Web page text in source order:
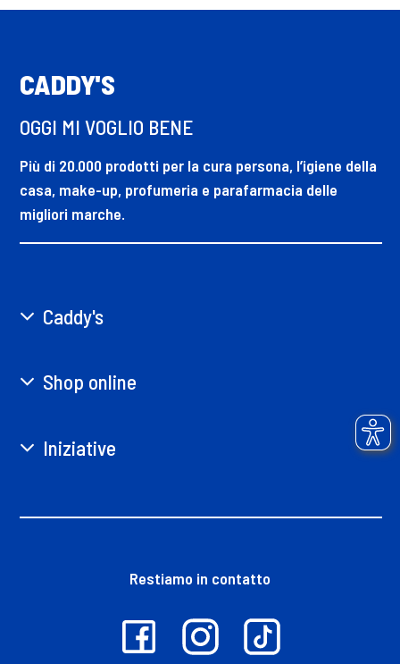
CADDY'S
OGGI MI VOGLIO BENE
Più di 20.000 prodotti per la cura persona, l’igiene della
casa, make-up, profumeria e parafarmacia delle
migliori marche.
Caddy's
Shop online
Iniziative
Restiamo in contatto